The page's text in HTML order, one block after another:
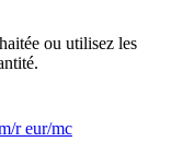
ou utilisez les